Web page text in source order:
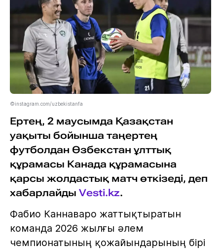
©instagram.com/uzbekistanfa
Ертең, 2 маусымда Қазақстан
уақыты бойынша таңертең
футболдан Өзбекстан ұлттық
құрамасы Канада құрамасына
қарсы жолдастық матч өткізеді, деп
хабарлайды Vesti.kz.
Фабио Каннаваро жаттықтыратын
команда 2026 жылғы әлем
чемпионатының қожайындарының бірі